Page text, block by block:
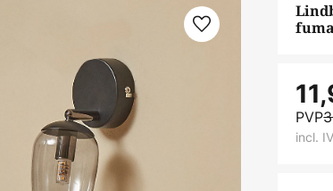
PVP
incl.